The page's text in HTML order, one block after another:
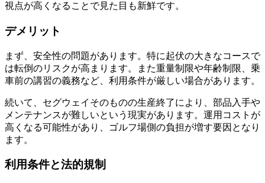
視点が高くなることで見た目も新鮮です。
デメリット
まず、安全性の問題があります。特に起伏の大きなコースで
は転倒のリスクが高まります。また重量制限や年齢制限、乗
車前の講習の義務など、利用条件が厳しい場合があります。
続いて、セグウェイそのものの生産終了により、部品入手や
メンテナンスが難しいという現実があります。運用コストが
高くなる可能性があり、ゴルフ場側の負担が増す要因となり
ます。
利用条件と法的規制